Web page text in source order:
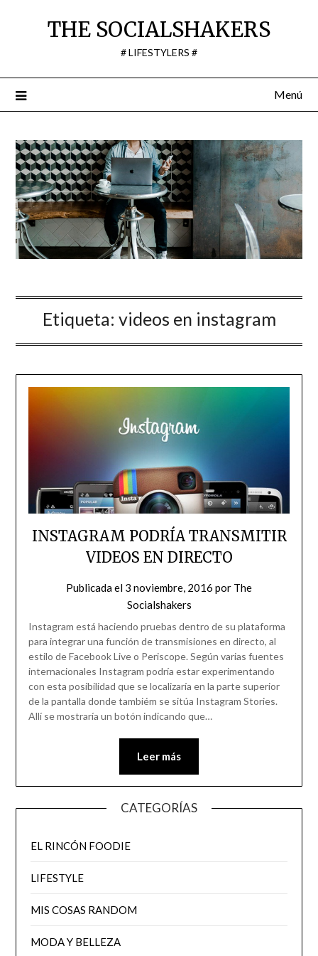
THE SOCIALSHAKERS
# LIFESTYLERS #
Menú
Etiqueta: videos en instagram
INSTAGRAM PODRÍA TRANSMITIR
VIDEOS EN DIRECTO
Publicada el 3 noviembre, 2016 por The
Socialshakers
Instagram está haciendo pruebas dentro de su plataforma
para integrar una función de transmisiones en directo, al
estilo de Facebook Live o Periscope. Según varias fuentes
internacionales Instagram podría estar experimentando
con esta posibilidad que se localizaría en la parte superior
de la pantalla donde tambiém se sitúa Instagram Stories.
Allí se mostraría un botón indicando que…
Leer más
CATEGORÍAS
EL RINCÓN FOODIE
LIFESTYLE
MIS COSAS RANDOM
MODA Y BELLEZA